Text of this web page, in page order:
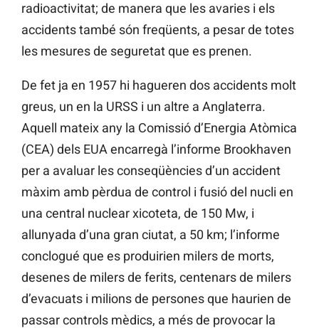
radioactivitat; de manera que les avaries i els
accidents també són freqüents, a pesar de totes
les mesures de seguretat que es prenen.
De fet ja en 1957 hi hagueren dos accidents molt
greus, un en la URSS i un altre a Anglaterra.
Aquell mateix any la Comissió d’Energia Atòmica
(CEA) dels EUA encarregà l’informe Brookhaven
per a avaluar les conseqüències d’un accident
màxim amb pèrdua de control i fusió del nucli en
una central nuclear xicoteta, de 150 Mw, i
allunyada d’una gran ciutat, a 50 km; l’informe
conclogué que es produirien milers de morts,
desenes de milers de ferits, centenars de milers
d’evacuats i milions de persones que haurien de
passar controls mèdics, a més de provocar la